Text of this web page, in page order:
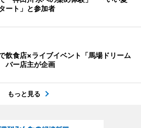
ート」と参加者
飲食店×ライブイベント「馬場ドリーム
バー店主が企画
もっと見る